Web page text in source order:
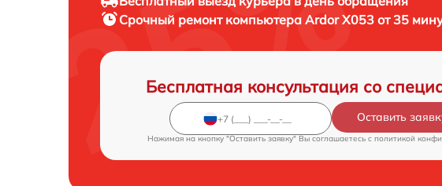
Срочный ремонт компьютера Ardor X053 от 35
Бесплатная консультация со
Оставить
Нажимая на кнопку "Оставить заявку" Вы соглашаетесь c политикой